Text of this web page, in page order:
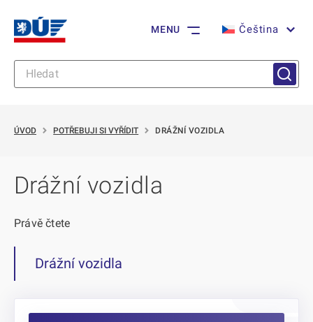
MENU Čeština
ÚVOD POTŘEBUJI SI VYŘÍDIT DRÁŽNÍ VOZIDLA
Drážní vozidla
Právě čtete
Drážní vozidla